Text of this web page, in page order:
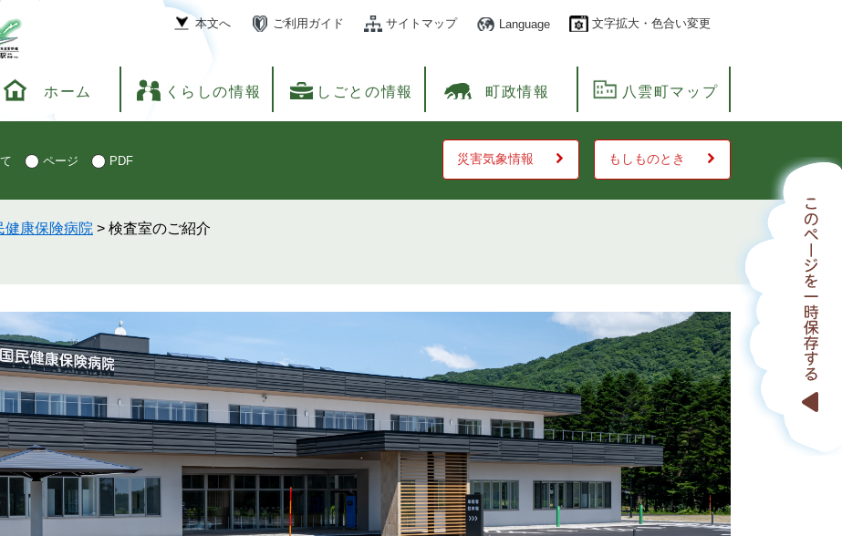
本文へ ご利用ガイド サイトマップ Language 文字拡大・色合い変更
ホーム くらしの情報 しごとの情報 町政情報 八雲町マップ
ページ PDF 災害気象情報 もしものとき
健康保険病院 > 検査室のご紹介